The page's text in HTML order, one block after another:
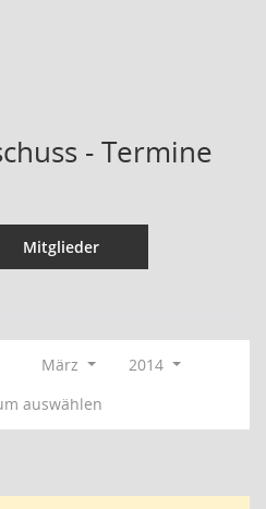
- Termine
Mitglieder
März
2014
auswählen